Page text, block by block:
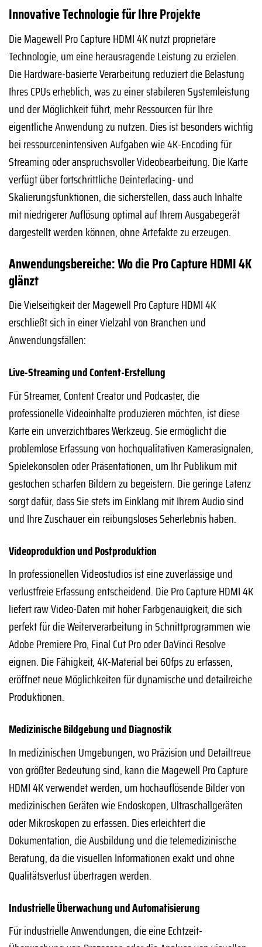
Innovative Technologie für Ihre Projekte
Die Magewell Pro Capture HDMI 4K nutzt proprietäre
Technologie, um eine herausragende Leistung zu erzielen.
Die Hardware-basierte Verarbeitung reduziert die Belastung
Ihres CPUs erheblich, was zu einer stabileren Systemleistung
und der Möglichkeit führt, mehr Ressourcen für Ihre
eigentliche Anwendung zu nutzen. Dies ist besonders wichtig
bei ressourcenintensiven Aufgaben wie 4K-Encoding für
Streaming oder anspruchsvoller Videobearbeitung. Die Karte
verfügt über fortschrittliche Deinterlacing- und
Skalierungsfunktionen, die sicherstellen, dass auch Inhalte
mit niedrigerer Auflösung optimal auf Ihrem Ausgabegerät
dargestellt werden können, ohne Artefakte zu erzeugen.
Anwendungsbereiche: Wo die Pro Capture HDMI 4K
glänzt
Die Vielseitigkeit der Magewell Pro Capture HDMI 4K
erschließt sich in einer Vielzahl von Branchen und
Anwendungsfällen:
Live-Streaming und Content-Erstellung
Für Streamer, Content Creator und Podcaster, die
professionelle Videoinhalte produzieren möchten, ist diese
Karte ein unverzichtbares Werkzeug. Sie ermöglicht die
problemlose Erfassung von hochqualitativen Kamerasignalen,
Spielekonsolen oder Präsentationen, um Ihr Publikum mit
gestochen scharfen Bildern zu begeistern. Die geringe Latenz
sorgt dafür, dass Sie stets im Einklang mit Ihrem Audio sind
und Ihre Zuschauer ein reibungsloses Seherlebnis haben.
Videoproduktion und Postproduktion
In professionellen Videostudios ist eine zuverlässige und
verlustfreie Erfassung entscheidend. Die Pro Capture HDMI 4K
liefert raw Video-Daten mit hoher Farbgenauigkeit, die sich
perfekt für die Weiterverarbeitung in Schnittprogrammen wie
Adobe Premiere Pro, Final Cut Pro oder DaVinci Resolve
eignen. Die Fähigkeit, 4K-Material bei 60fps zu erfassen,
eröffnet neue Möglichkeiten für dynamische und detailreiche
Produktionen.
Medizinische Bildgebung und Diagnostik
In medizinischen Umgebungen, wo Präzision und Detailtreue
von größter Bedeutung sind, kann die Magewell Pro Capture
HDMI 4K verwendet werden, um hochauflösende Bilder von
medizinischen Geräten wie Endoskopen, Ultraschallgeräten
oder Mikroskopen zu erfassen. Dies erleichtert die
Dokumentation, die Ausbildung und die telemedizinische
Beratung, da die visuellen Informationen exakt und ohne
Qualitätsverlust übertragen werden.
Industrielle Überwachung und Automatisierung
Für industrielle Anwendungen, die eine Echtzeit-